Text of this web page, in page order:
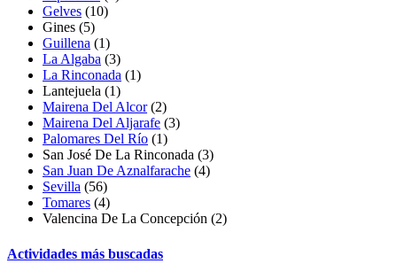
Gelves (10)
Gines (5)
Guillena (1)
La Algaba (3)
La Rinconada (1)
Lantejuela (1)
Mairena Del Alcor(2)
Mairena Del Aljarafe (3)
Palomares Del Río (1)
San José De La Rinconada (3)
San Juan De Aznalfarache (4)
Sevilla (56)
Tomares (4)
Valencina De La Concepción (2)
Actividades más buscadas